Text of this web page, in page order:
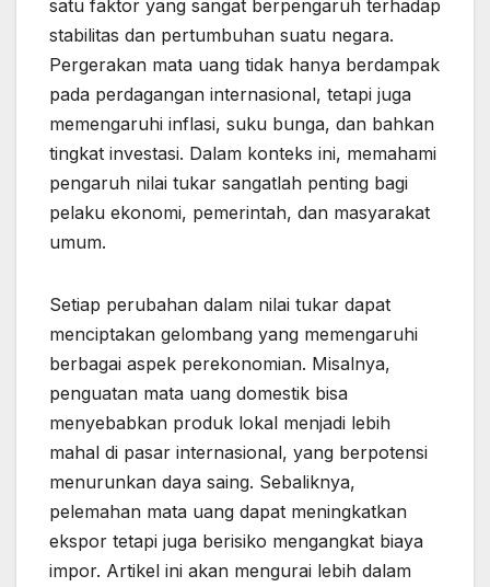
satu faktor yang sangat berpengaruh terhadap
stabilitas dan pertumbuhan suatu negara.
Pergerakan mata uang tidak hanya berdampak
pada perdagangan internasional, tetapi juga
memengaruhi inflasi, suku bunga, dan bahkan
tingkat investasi. Dalam konteks ini, memahami
pengaruh nilai tukar sangatlah penting bagi
pelaku ekonomi, pemerintah, dan masyarakat
umum.
Setiap perubahan dalam nilai tukar dapat
menciptakan gelombang yang memengaruhi
berbagai aspek perekonomian. Misalnya,
penguatan mata uang domestik bisa
menyebabkan produk lokal menjadi lebih
mahal di pasar internasional, yang berpotensi
menurunkan daya saing. Sebaliknya,
pelemahan mata uang dapat meningkatkan
ekspor tetapi juga berisiko mengangkat biaya
impor. Artikel ini akan mengurai lebih dalam